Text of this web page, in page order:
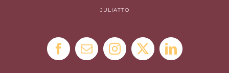
JULIATTO
Facebook
E-
Instagram
X LinkedIn